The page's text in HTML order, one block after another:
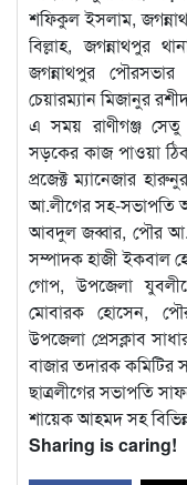
শফিকুল ইসলাম,
বিল্লাহ, জগন্নাথপুর
জগন্নাথপুর
চেয়ারম্যান মিজানুর
এ সময় রাণীগঞ্জ
সড়কের কাজ পাওয়া
প্রজেক্ট ম্যানেজার
আ.লীগের সহ-সভাপতি
আবদুল জব্বার, পৌর
সম্পাদক হাজী ইকবাল
গোপ, উপজেলা
মোবারক হোসেন,
উপজেলা প্রেসক্লাব
বাজার তদারক কমিটির
ছাত্রলীগের সভাপতি
শায়েক আহমদ সহ
Sharing is caring!